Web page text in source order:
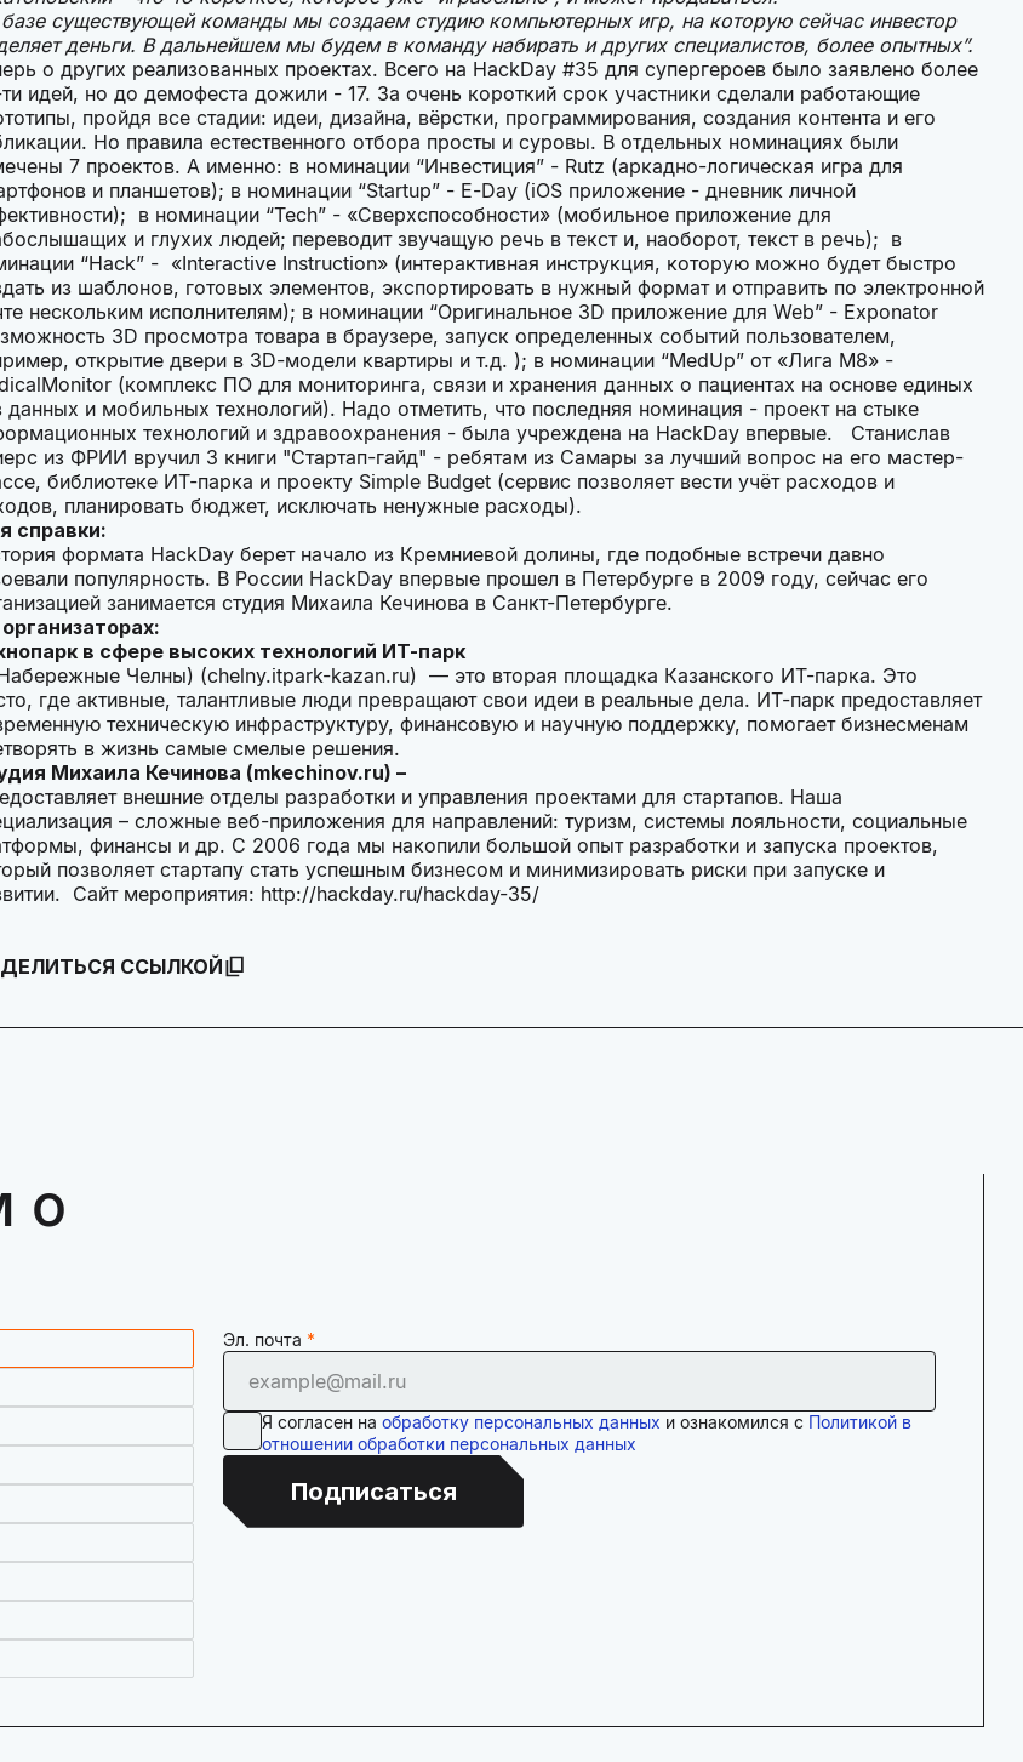
существующей команды мы создаем студию компьютерных игр, на которую сейчас инвестор
деньги. В дальнейшем мы будем в команду набирать и других специалистов, более опытных”.
о других реализованных проектах. Всего на HackDay #35 для супергероев было заявлено более
идей, но до демофеста дожили - 17. За очень короткий срок участники сделали работающие
пройдя все стадии: идеи, дизайна, вёрстки, программирования, создания контента и его
Но правила естественного отбора просты и суровы. В отдельных номинациях были
7 проектов. А именно: в номинации “Инвестиция” - Rutz (аркадно-логическая игра для
и планшетов); в номинации “Startup” - E-Day (iOS приложение - дневник личной
в номинации “Tech” - «Сверхспособности» (мобильное приложение для
и глухих людей; переводит звучащую речь в текст и, наоборот, текст в речь); в
“Hack” - «Interactive Instruction» (интерактивная инструкция, которую можно будет быстро
из шаблонов, готовых элементов, экспортировать в нужный формат и отправить по электронной
нескольким исполнителям); в номинации “Оригинальное 3D приложение для Web” - Exponator
3D просмотра товара в браузере, запуск определенных событий пользователем,
открытие двери в 3D-модели квартиры и т.д. ); в номинации “MedUp” от «Лига M8» -
(комплекс ПО для мониторинга, связи и хранения данных о пациентах на основе единых
данных и мобильных технологий). Надо отметить, что последняя номинация - проект на стыке
технологий и здравоохранения - была учреждена на HackDay впервые. Станислав
из ФРИИ вручил 3 книги "Стартап-гайд" - ребятам из Самары за лучший вопрос на его мастер-
библиотеке ИТ-парка и проекту Simple Budget (сервис позволяет вести учёт расходов и
планировать бюджет, исключать ненужные расходы).
справки:
формата HackDay берет начало из Кремниевой долины, где подобные встречи давно
популярность. В России HackDay впервые прошел в Петербурге в 2009 году, сейчас его
занимается студия Михаила Кечинова в Санкт-Петербурге.
в сфере высоких технологий ИТ-парк
Челны) (chelny.itpark-kazan.ru) — это вторая площадка Казанского ИТ-парка. Это
где активные, талантливые люди превращают свои идеи в реальные дела. ИТ-парк предоставляет
техническую инфраструктуру, финансовую и научную поддержку, помогает бизнесменам
в жизнь самые смелые решения.
Михаила Кечинова (mkechinov.ru) –
внешние отделы разработки и управления проектами для стартапов. Наша
– сложные веб-приложения для направлений: туризм, системы лояльности, социальные
финансы и др. С 2006 года мы накопили большой опыт разработки и запуска проектов,
позволяет стартапу стать успешным бизнесом и минимизировать риски при запуске и
Сайт мероприятия: http://hackday.ru/hackday-35/
ССЫЛКОЙ
о
Эл. почта
Я согласен на обработку персональных данных и ознакомился с Политикой в
отношении обработки персональных данных
Подписаться